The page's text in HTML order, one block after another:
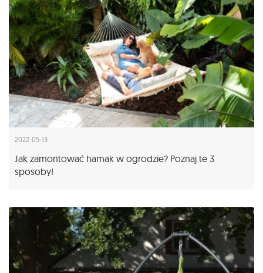
2022-05-13
Jak zamontować hamak w ogrodzie? Poznaj te 3
sposoby!